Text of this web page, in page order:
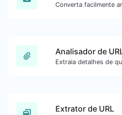
Analisador de
Extrator de URL